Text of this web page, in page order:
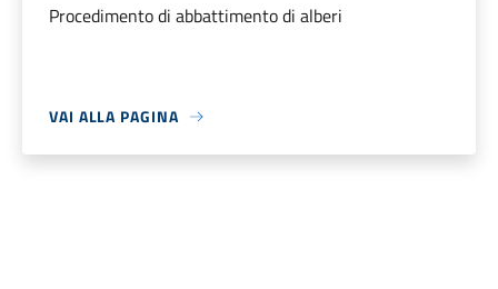
Procedimento di abbattimento di alberi
VAI ALLA PAGINA